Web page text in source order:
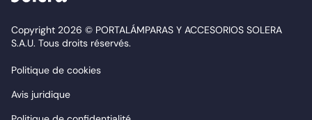
Copyright 2026 © PORTALÁMPARAS Y ACCESORIOS SOLERA
S.A.U. Tous droits réservés.
Politique de cookies
Avis juridique